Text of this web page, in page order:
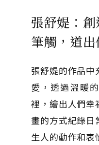
張舒媞：
筆觸，道
張舒媞的作品中
愛，透過溫暖
裡，繪出人們幸
畫的方式紀錄日
生人的動作和表